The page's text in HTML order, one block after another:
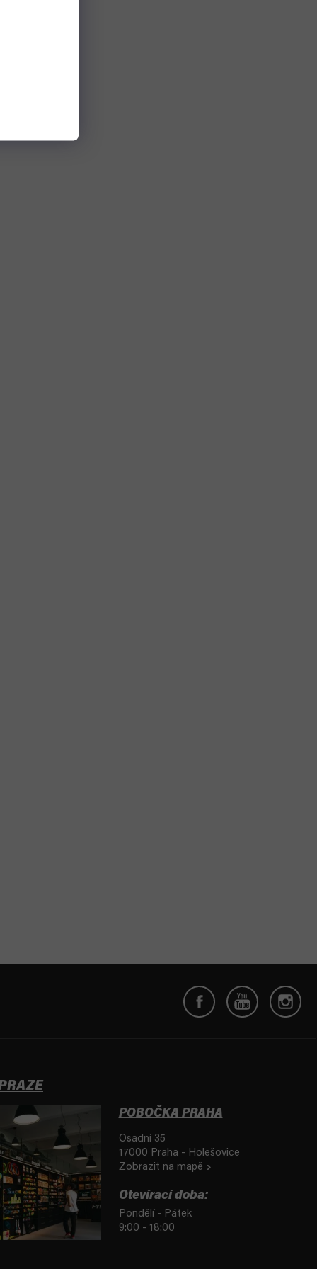
POBOČKA PRAHA
Osadní 35
17000 Praha - Holešovice
Zobrazit na mapě
Otevírací doba:
Pondělí - Pátek
9:00 - 18:00